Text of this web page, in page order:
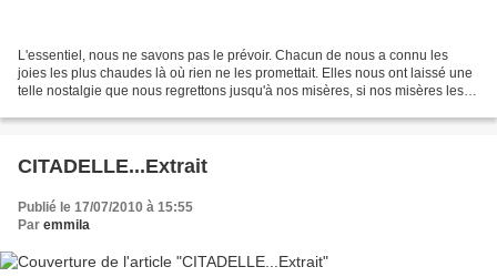
L'essentiel, nous ne savons pas le prévoir. Chacun de nous a connu les
joies les plus chaudes là où rien ne les promettait. Elles nous ont laissé une
telle nostalgie que nous regrettons jusqu'à nos misères, si nos misères les
CITADELLE...Extrait
Publié le 17/07/2010 à 15:55
Par emmila